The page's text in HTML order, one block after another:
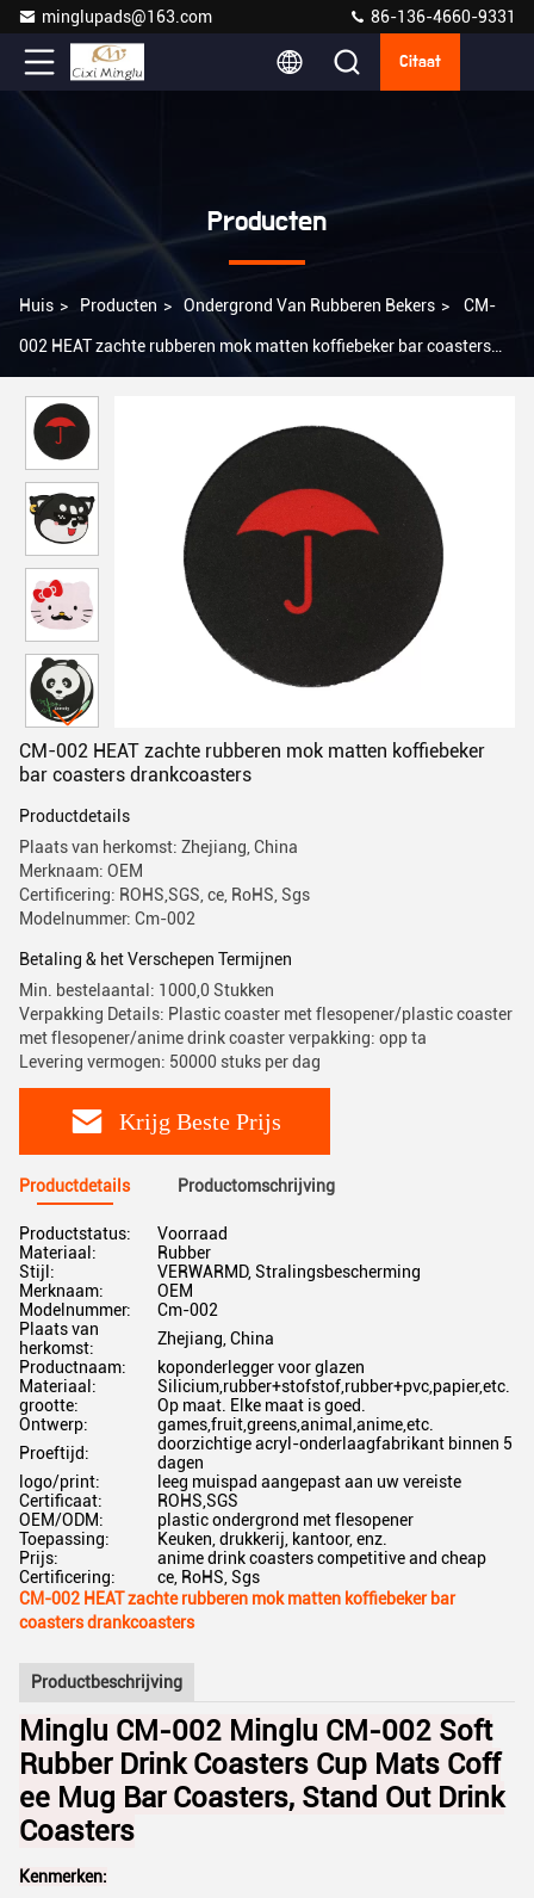
minglupads@163.com 86-136-4660-9331
Citaat
Producten
Huis > Producten > Ondergrond Van Rubberen Bekers > CM-
002 HEAT zachte rubberen mok matten koffiebeker bar coasters
CM-002 HEAT zachte rubberen mok matten koffiebeker
bar coasters drankcoasters
Productdetails
Plaats van herkomst: Zhejiang, China
Merknaam: OEM
Certificering: ROHS,SGS, ce, RoHS, Sgs
Modelnummer: Cm-002
Betaling & het Verschepen Termijnen
Min. bestelaantal: 1000,0 Stukken
Verpakking Details: Plastic coaster met flesopener/plastic coaster
met flesopener/anime drink coaster verpakking: opp ta
Levering vermogen: 50000 stuks per dag
Krijg Beste Prijs
Productdetails Productomschrijving
Productstatus:
Voorraad
Materiaal:
Rubber
Stijl:
VERWARMD, Stralingsbescherming
Merknaam:
OEM
Modelnummer:
Cm-002
Plaats van
herkomst:
Zhejiang, China
Productnaam:
koponderlegger voor glazen
Materiaal:
Silicium,rubber+stofstof,rubber+pvc,papier,etc.
grootte:
Op maat. Elke maat is goed.
Ontwerp:
games,fruit,greens,animal,anime,etc.
Proeftijd:
doorzichtige acryl-onderlaagfabrikant binnen 5
dagen
logo/print:
leeg muispad aangepast aan uw vereiste
Certificaat:
ROHS,SGS
OEM/ODM:
plastic ondergrond met flesopener
Toepassing:
Keuken, drukkerij, kantoor, enz.
Prijs:
anime drink coasters competitive and cheap
Certificering:
ce, RoHS, Sgs
CM-002 HEAT zachte rubberen mok matten koffiebeker bar
coasters drankcoasters
Productbeschrijving
Minglu CM-002 Minglu CM-002 Soft
Rubber Drink Coasters Cup Mats Coff
ee Mug Bar Coasters, Stand Out Drink
Coasters
Kenmerken: